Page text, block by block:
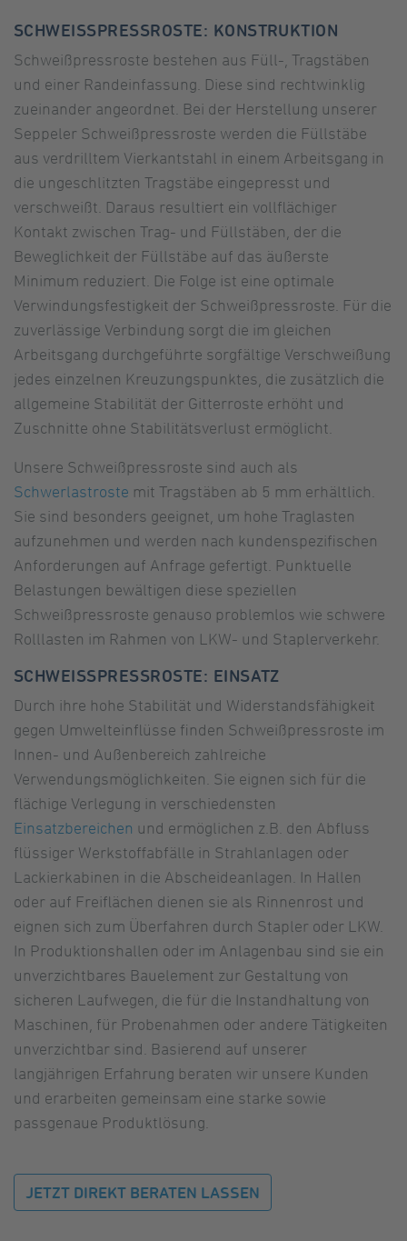
SCHWEISSPRESSROSTE: KONSTRUKTION
Schweißpressroste bestehen aus Füll-, Tragstäben
und einer Randeinfassung. Diese sind rechtwinklig
zueinander angeordnet. Bei der Herstellung unserer
Seppeler Schweißpressroste werden die Füllstäbe
aus verdrilltem Vierkantstahl in einem Arbeitsgang in
die ungeschlitzten Tragstäbe eingepresst und
verschweißt. Daraus resultiert ein vollflächiger
Kontakt zwischen Trag- und Füllstäben, der die
Beweglichkeit der Füllstäbe auf das äußerste
Minimum reduziert. Die Folge ist eine optimale
Verwindungsfestigkeit der Schweißpressroste. Für die
zuverlässige Verbindung sorgt die im gleichen
Arbeitsgang durchgeführte sorgfältige Verschweißung
jedes einzelnen Kreuzungspunktes, die zusätzlich die
allgemeine Stabilität der Gitterroste erhöht und
Zuschnitte ohne Stabilitätsverlust ermöglicht.
Unsere Schweißpressroste sind auch als
Schwerlastroste mit Tragstäben ab 5 mm erhältlich.
Sie sind besonders geeignet, um hohe Traglasten
aufzunehmen und werden nach kundenspezifischen
Anforderungen auf Anfrage gefertigt. Punktuelle
Belastungen bewältigen diese speziellen
Schweißpressroste genauso problemlos wie schwere
Rolllasten im Rahmen von LKW- und Staplerverkehr.
SCHWEISSPRESSROSTE: EINSATZ
Durch ihre hohe Stabilität und Widerstandsfähigkeit
gegen Umwelteinflüsse finden Schweißpressroste im
Innen- und Außenbereich zahlreiche
Verwendungsmöglichkeiten. Sie eignen sich für die
flächige Verlegung in verschiedensten
Einsatzbereichen und ermöglichen z.B. den Abfluss
flüssiger Werkstoffabfälle in Strahlanlagen oder
Lackierkabinen in die Abscheideanlagen. In Hallen
oder auf Freiflächen dienen sie als Rinnenrost und
eignen sich zum Überfahren durch Stapler oder LKW.
In Produktionshallen oder im Anlagenbau sind sie ein
unverzichtbares Bauelement zur Gestaltung von
sicheren Laufwegen, die für die Instandhaltung von
Maschinen, für Probenahmen oder andere Tätigkeiten
unverzichtbar sind. Basierend auf unserer
langjährigen Erfahrung beraten wir unsere Kunden
und erarbeiten gemeinsam eine starke sowie
passgenaue Produktlösung.
JETZT DIREKT BERATEN LASSEN